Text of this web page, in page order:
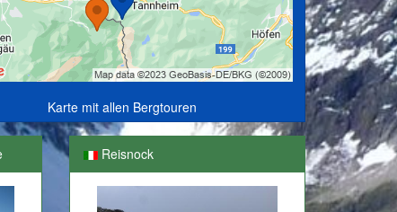
Karte mit allen Bergtouren
Reisnock